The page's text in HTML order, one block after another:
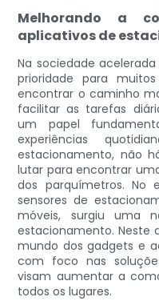
Melhorando a
aplicativos de
Na sociedade
prioridade para
encontrar o caminho
facilitar as tarefas
um papel
experiências
estacionamento, não
lutar para encontrar
dos parquímetros. No
sensores de
móveis, surgiu uma
estacionamento. Neste
mundo dos gadgets e
com foco nas
visam aumentar a
todos os lugares.